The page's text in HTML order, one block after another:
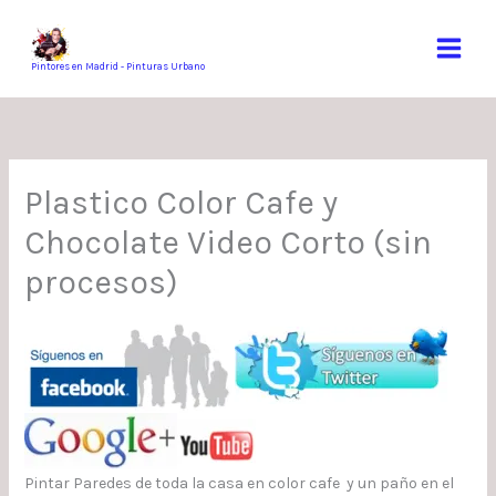
contenidoPintores en Madrid - Pinturas Urbano
Plastico Color Cafe y
Chocolate Video Corto (sin
procesos)
Pintar Paredes de toda la casa en color cafe y un paño en el